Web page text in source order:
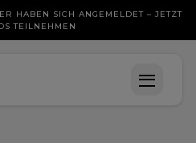
HABEN SICH ANGEMELDET – JETZT
TEILNEHMEN